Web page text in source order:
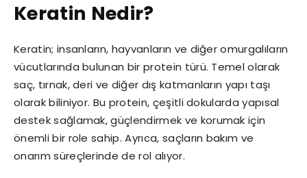
Keratin Nedir?
Keratin; insanların, hayvanların ve diğer omurgalıların
vücutlarında bulunan bir protein türü. Temel olarak
saç, tırnak, deri ve diğer dış katmanların yapı taşı
olarak biliniyor. Bu protein, çeşitli dokularda yapısal
destek sağlamak, güçlendirmek ve korumak için
önemli bir role sahip. Ayrıca, saçların bakım ve
onarım süreçlerinde de rol alıyor.